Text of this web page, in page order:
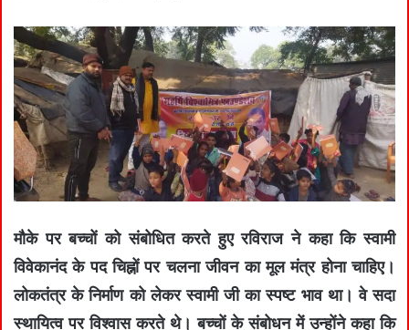
मौके पर बच्चों को संबोधित करते हुए रविराज ने कहा कि स्वामी
विवेकानंद के पद चिह्नों पर चलना जीवन का मूल मंत्र होना चाहिए।
लोकतंत्र के निर्माण को लेकर स्वामी जी का स्पष्ट भाव था। वे सदा
स्थायित्व पर विश्वास करते थे। बच्चों के संबोधन में उन्होंने कहा कि